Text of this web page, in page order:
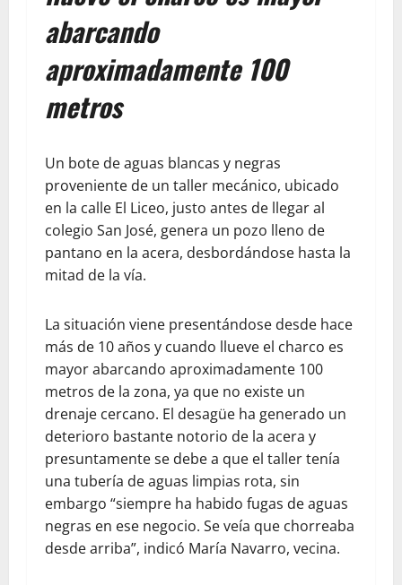
abarcando
aproximadamente 100
metros
Un bote de aguas blancas y negras
proveniente de un taller mecánico, ubicado
en la calle El Liceo, justo antes de llegar al
colegio San José, genera un pozo lleno de
pantano en la acera, desbordándose hasta la
mitad de la vía.
La situación viene presentándose desde hace
más de 10 años y cuando llueve el charco es
mayor abarcando aproximadamente 100
metros de la zona, ya que no existe un
drenaje cercano. El desagüe ha generado un
deterioro bastante notorio de la acera y
presuntamente se debe a que el taller tenía
una tubería de aguas limpias rota, sin
embargo “siempre ha habido fugas de aguas
negras en ese negocio. Se veía que chorreaba
desde arriba”, indicó María Navarro, vecina.